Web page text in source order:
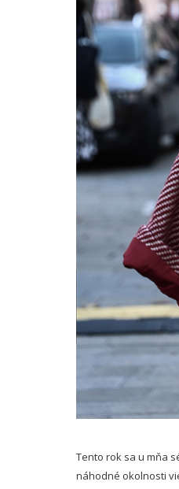
Tento rok sa u mňa
náhodné okolnosti